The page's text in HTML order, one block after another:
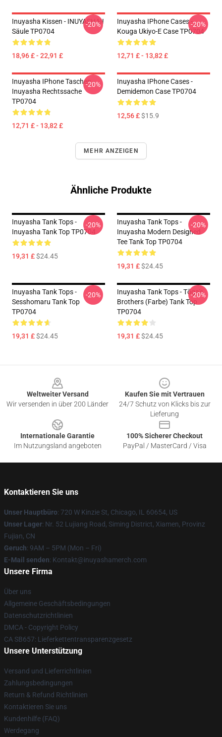
Inuyasha Kissen - INUYASHA!!
Säule TP0704
18,96 £ - 22,91 £
-20%
Inuyasha IPhone Cases -
Kouga Ukiyo-E Case TP0704
12,71 £ - 13,82 £
-20%
Inuyasha IPhone Taschen -
Inuyasha Rechtssache
TP0704
12,71 £ - 13,82 £
-20%
Inuyasha IPhone Cases -
Demidemon Case TP0704
12,56 £$15.9
MEHR ANZEIGEN
Ähnliche Produkte
Inuyasha Tank Tops -
Inuyasha Tank Top TP0704
19,31 £$24.45
-20%
Inuyasha Tank Tops -
Inuyasha Modern Designed
Tee Tank Top TP0704
19,31 £$24.45
-20%
Inuyasha Tank Tops -
Sesshomaru Tank Top
TP0704
19,31 £$24.45
-20%
Inuyasha Tank Tops - Tōga's
Brothers (Farbe) Tank Top
TP0704
19,31 £$24.45
-20%
Weltweiter Versand
Wir versenden in über 200 Länder
Kaufen Sie mit Vertrauen
24/7 Schutz von Klicks bis zur
Lieferung
Internationale Garantie
Im Nutzungsland angeboten
100% Sicherer Checkout
PayPal / MasterCard / Visa
Kontaktieren Sie uns
Unser Hauptbüro: 720 W Kinzie St, Chicago, IL 60654, US
Unser Lager: Nr. 52 Lujiang Road, Siming District, Xiamen, Provinz
Fujian, CN
Geruch: 9AM – 5PM (Mon – Fri)
E-Mail senden: Kontakt@inuyashamerch.com
Unsere Firma
Über uns
Allgemeine Geschäftsbedingungen
Datenschutzrichtlinien
DMCA - Copyright Policy
CA SB657: Lieferkettentransparenzgesetz
Unsere Unterstützung
Versand und Lieferrichtlinien
Zahlungsbedingungen
Return & Refund Richtlinien
Kontaktieren Sie uns
Kundenhilfe (FAQ)
Werdegang